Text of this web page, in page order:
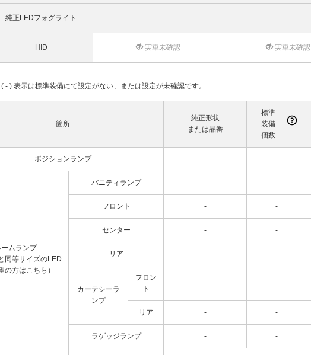
純正LEDフォグライト
HID 実車未確認 実車未確認
- ) 表示は標準装備にて設定がない、または設定が未確認です。
箇所
純正形状
または品番
標準
装備
個数
ポジションランプ - -
ームランプ
同等サイズのLED
の方はこちら）
バニティランプ - -
フロント - -
センター - -
リア - -
カーテシーラ
ンプ
フロン
ト
- -
リア - -
ラゲッジランプ - -